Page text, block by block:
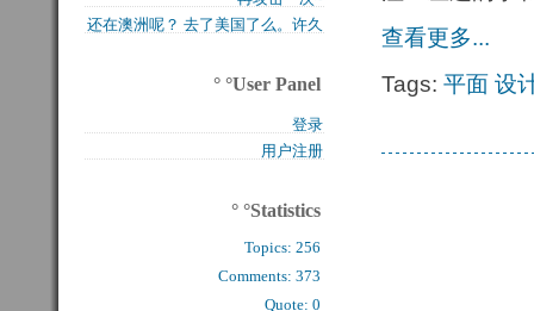
查看更多...
Tags: 平面 设
还在澳洲呢？ 去了美国了么。许久
° °User Panel
登录
用户注册
° °Statistics
Topics:256
Comments: 373
Quote: 0